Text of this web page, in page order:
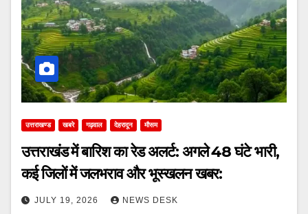
उत्तराखण्ड खबरे गढ़वाल देहरादून मौसम
उत्तराखंड में बारिश का रेड अलर्ट: अगले 48 घंटे भारी,
कई जिलों में जलभराव और भूस्खलन खबर:
JULY 19, 2026 NEWS DESK